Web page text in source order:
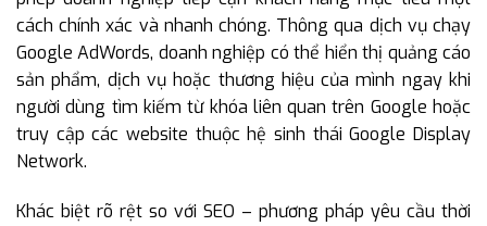
cách chính xác và nhanh chóng. Thông qua dịch vụ chạy
Google AdWords, doanh nghiệp có thể hiển thị quảng cáo
sản phẩm, dịch vụ hoặc thương hiệu của mình ngay khi
người dùng tìm kiếm từ khóa liên quan trên Google hoặc
truy cập các website thuộc hệ sinh thái Google Display
Network.
Khác biệt rõ rệt so với SEO – phương pháp yêu cầu thời